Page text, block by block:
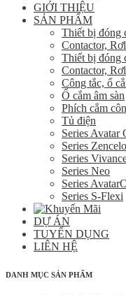
GIỚI THIỆU
SẢN PHẨM
Thiết bị đóng
Contactor,
Thiết bị đóng
Contactor,
Công tắc, ổ
Ổ cắm âm sàn
Phích cắm
Tủ điện
Series Avatar
Series
Series
Series Neo
Series
Series S-Flexi
DỰ ÁN
TUYỂN DỤNG
LIÊN HỆ
DANH MỤC SẢN PHẨM